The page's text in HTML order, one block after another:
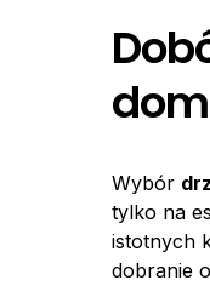
Wybór
tylko na
istotnych
dobranie